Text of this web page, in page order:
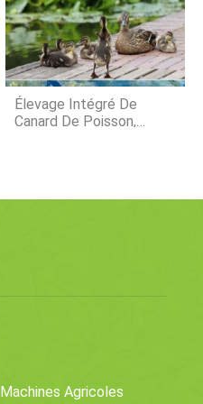
Élevage Intégré De
Canard De Poisson,
Machines Agricoles